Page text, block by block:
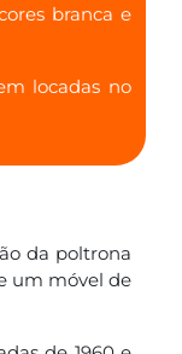
branca e
locadas no
da poltrona
um móvel de